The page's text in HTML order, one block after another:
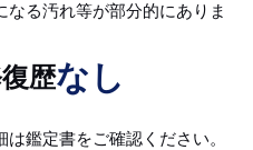
なる汚れ等が部分的にありま
歴なし
は鑑定書をご確認ください。